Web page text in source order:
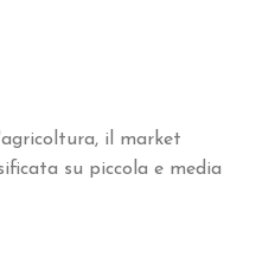
il market
su piccola e media